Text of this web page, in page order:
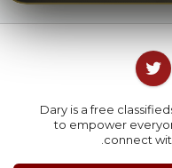
Dary is a free
to empower
connect